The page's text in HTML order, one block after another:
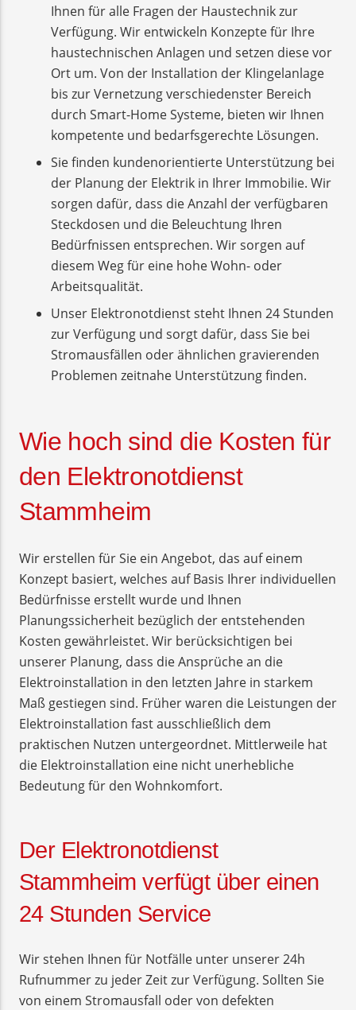
Ihnen für alle Fragen der Haustechnik zur
Verfügung. Wir entwickeln Konzepte für Ihre
haustechnischen Anlagen und setzen diese vor
Ort um. Von der Installation der Klingelanlage
bis zur Vernetzung verschiedenster Bereich
durch Smart-Home Systeme, bieten wir Ihnen
kompetente und bedarfsgerechte Lösungen.
Sie finden kundenorientierte Unterstützung bei
der Planung der Elektrik in Ihrer Immobilie. Wir
sorgen dafür, dass die Anzahl der verfügbaren
Steckdosen und die Beleuchtung Ihren
Bedürfnissen entsprechen. Wir sorgen auf
diesem Weg für eine hohe Wohn- oder
Arbeitsqualität.
Unser Elektronotdienst steht Ihnen 24 Stunden
zur Verfügung und sorgt dafür, dass Sie bei
Stromausfällen oder ähnlichen gravierenden
Problemen zeitnahe Unterstützung finden.
Wie hoch sind die Kosten für
den Elektronotdienst
Stammheim
Wir erstellen für Sie ein Angebot, das auf einem
Konzept basiert, welches auf Basis Ihrer individuellen
Bedürfnisse erstellt wurde und Ihnen
Planungssicherheit bezüglich der entstehenden
Kosten gewährleistet. Wir berücksichtigen bei
unserer Planung, dass die Ansprüche an die
Elektroinstallation in den letzten Jahre in starkem
Maß gestiegen sind. Früher waren die Leistungen der
Elektroinstallation fast ausschließlich dem
praktischen Nutzen untergeordnet. Mittlerweile hat
die Elektroinstallation eine nicht unerhebliche
Bedeutung für den Wohnkomfort.
Der Elektronotdienst
Stammheim verfügt über einen
24 Stunden Service
Wir stehen Ihnen für Notfälle unter unserer 24h
Rufnummer zu jeder Zeit zur Verfügung. Sollten Sie
von einem Stromausfall oder von defekten